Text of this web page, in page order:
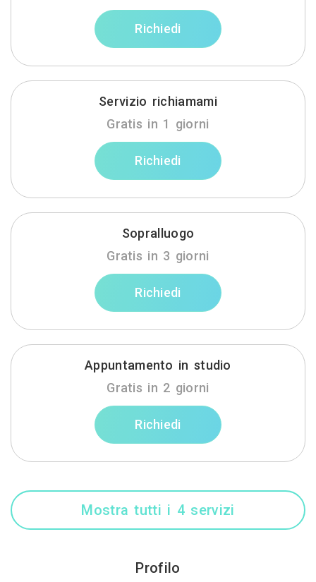
Richiedi
Servizio richiamami
Gratis in 1 giorni
Richiedi
Sopralluogo
Gratis in 3 giorni
Richiedi
Appuntamento in studio
Gratis in 2 giorni
Richiedi
Mostra tutti i 4 servizi
Profilo